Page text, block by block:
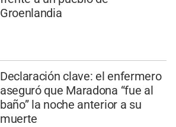
Groenlandia
Declaración clave: el enfermero
aseguró que Maradona “fue al
baño” la noche anterior a su
muerte